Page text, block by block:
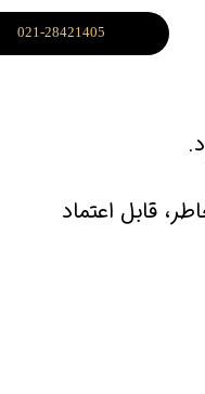
021-28421405
قابل اعتماد